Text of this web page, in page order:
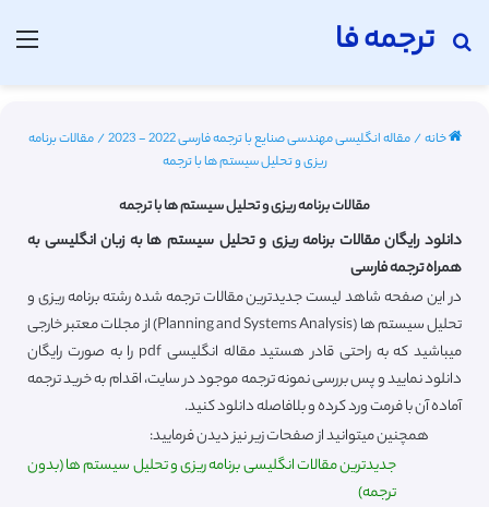
ترجمه فا
جستجو برای
خانه/مقاله انگلیسی مهندسی صنایع با ترجمه فارسی 2022 - 2023 /مقالات برنامه
ریزی و تحلیل سیستم ها با ترجمه
مقالات برنامه ریزی و تحلیل سیستم ها با ترجمه
دانلود رایگان مقالات برنامه ریزی و تحلیل سیستم ها به زبان انگلیسی به
همراه ترجمه فارسی
در این صفحه شاهد لیست جدیدترین مقالات ترجمه شده رشته برنامه ریزی و
تحلیل سیستم ها (Planning and Systems Analysis) از مجلات معتبر خارجی
میباشید که به راحتی قادر هستید مقاله انگلیسی pdf را به صورت رایگان
دانلود نمایید و پس بررسی نمونه ترجمه موجود در سایت، اقدام به خرید ترجمه
آماده آن با فرمت ورد کرده و بلافاصله دانلود کنید.
همچنین میتوانید از صفحات زیر نیز دیدن فرمایید:
جدیدترین مقالات انگلیسی برنامه ریزی و تحلیل سیستم ها (بدون
ترجمه)